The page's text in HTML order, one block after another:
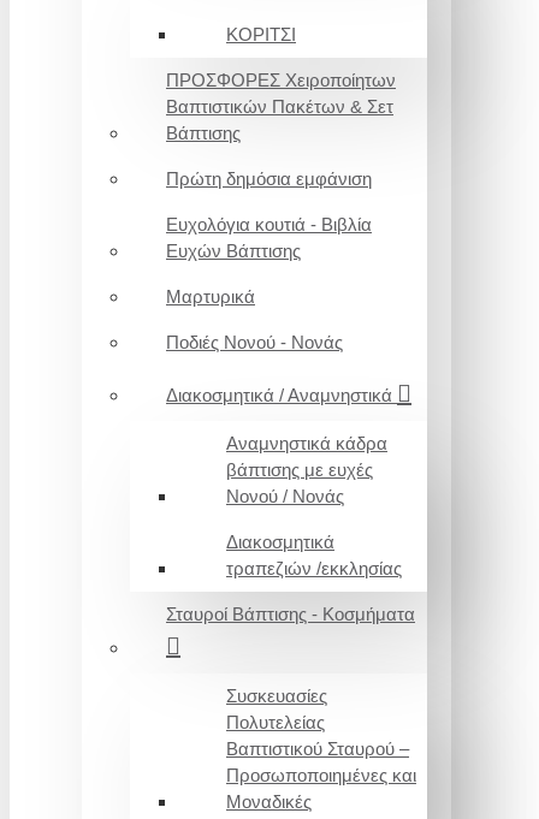
ΚΟΡΙΤΣΙ
ΠΡΟΣΦΟΡΕΣ Χειροποίητων
Βαπτιστικών Πακέτων & Σετ
Βάπτισης
Πρώτη δημόσια εμφάνιση
Ευχολόγια κουτιά - Βιβλία
Ευχών Βάπτισης
Μαρτυρικά
Ποδιές Νονού - Νονάς
Διακοσμητικά / Αναμνηστικά
Αναμνηστικά κάδρα
βάπτισης με ευχές
Νονού / Νονάς
Διακοσμητικά
τραπεζιών /εκκλησίας
Σταυροί Βάπτισης - Κοσμήματα
Συσκευασίες
Πολυτελείας
Βαπτιστικού Σταυρού –
Προσωποποιημένες και
Μοναδικές